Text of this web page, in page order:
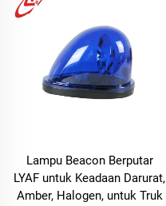
Lampu Beacon Berputar
LYAF untuk Keadaan Darurat,
Amber, Halogen, untuk Truk